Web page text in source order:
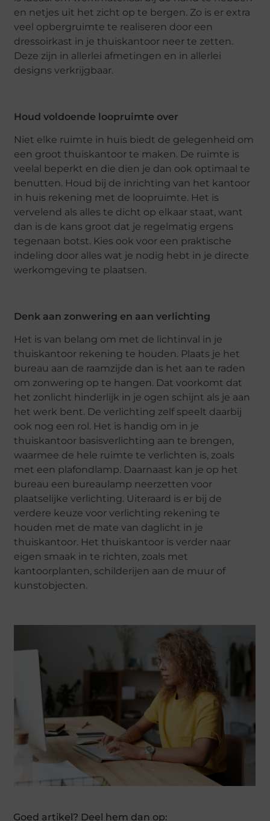
en netjes uit het zicht op te bergen. Zo is er extra
veel opbergruimte te realiseren door een
dressoirkast in je thuiskantoor neer te zetten.
Deze zijn in allerlei afmetingen en in allerlei
designs verkrijgbaar.
Houd voldoende loopruimte over
Niet elke ruimte in huis biedt de gelegenheid om
een groot thuiskantoor te maken. De ruimte is
veelal beperkt en die dien je dan ook optimaal te
benutten. Houd bij de inrichting van het kantoor
in huis rekening met de loopruimte. Het is
vervelend als alles te dicht op elkaar staat, want
dan is de kans groot dat je regelmatig ergens
tegenaan botst. Kies ook voor een praktische
indeling door alles wat je nodig hebt in je directe
werkomgeving te plaatsen.
Denk aan zonwering en aan verlichting
Het is van belang om met de lichtinval in je
thuiskantoor rekening te houden. Plaats je het
bureau aan de raamzijde dan is het aan te raden
om zonwering op te hangen. Dat voorkomt dat
het zonlicht hinderlijk in je ogen schijnt als je aan
het werk bent. De verlichting zelf speelt daarbij
ook nog een rol. Het is handig om in je
thuiskantoor basisverlichting aan te brengen,
waarmee de hele ruimte te verlichten is, zoals
met een plafondlamp. Daarnaast kan je op het
bureau een bureaulamp neerzetten voor
plaatselijke verlichting. Uiteraard is er bij de
verdere keuze voor verlichting rekening te
houden met de mate van daglicht in je
thuiskantoor. Het thuiskantoor is verder naar
eigen smaak in te richten, zoals met
kantoorplanten, schilderijen aan de muur of
kunstobjecten.
Goed artikel? Deel hem dan op: